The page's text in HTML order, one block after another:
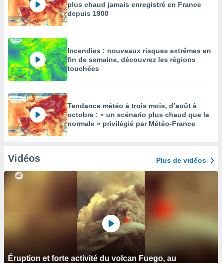
plus chaud jamais enregistré en France
depuis 1900
Incendies : nouveaux risques extrêmes en
fin de semaine, découvrez les régions
touchées
Tendance météo à trois mois, d’août à
octobre : « un scénario plus chaud que la
normale » privilégié par Météo-France
Vidéos Plus de vidéos
Éruption et forte activité du volcan Fuego, au